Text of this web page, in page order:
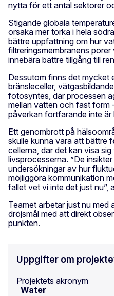
nytta för ett antal sektorer
Stigande globala
orsaka mer torka i hela
bättre uppfattning om hur
filtreringsmembranens
innebära bättre tillgång till
Dessutom finns det mycket
bränsleceller,
fotosyntes, där processen
mellan vatten och fast form
påverkan fortfarande inte är
Ett genombrott på
skulle kunna vara att bättre
cellerna, där det kan visa
livsprocesserna. ”De
undersökningar av hur
möjliggöra kommunikation
fallet vet vi inte det just nu”,
Teamet arbetar just nu
dröjsmål med att direkt
punkten.
Uppgifter om
Projektets akronym
Water